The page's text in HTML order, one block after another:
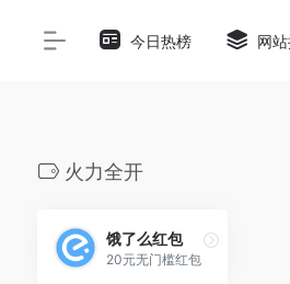
conversion in /www/wwwroot/
今日热榜 网
火力全开
饿了么红包
20元无门槛红包